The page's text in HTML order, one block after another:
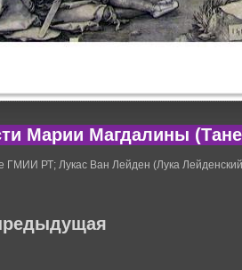
Марии Магдалины
ГМИИ РТ; Лукас Ван Лейден (Лука